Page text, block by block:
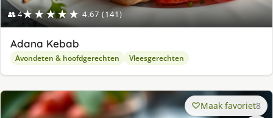
👥 4★★★★★ 4.67 (141)
Adana Kebab
Avondeten & hoofdgerechten Vleesgerechten
Maak favoriet8